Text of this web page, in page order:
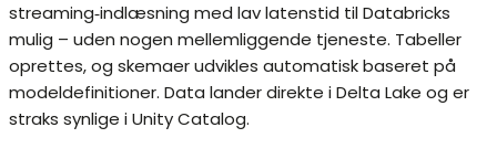
streaming‑indlæsning med lav latenstid til Databricks
mulig – uden nogen mellemliggende tjeneste. Tabeller
oprettes, og skemaer udvikles automatisk baseret på
modeldefinitioner. Data lander direkte i Delta Lake og er
straks synlige i Unity Catalog.